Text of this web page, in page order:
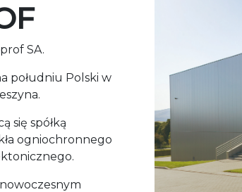
SA.
południu Polski w
się spółką
ogniochronnego